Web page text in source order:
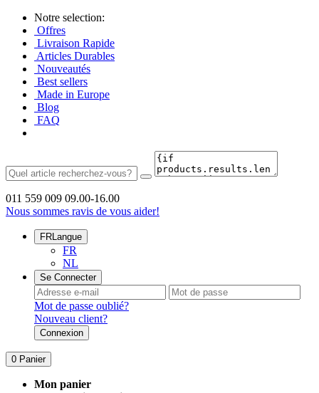
Notre selection:
Offres
Livraison Rapide
Articles Durables
Nouveautés
Best sellers
Made in Europe
Blog
FAQ
011 559 009 09.00-16.00
Nous sommes ravis de vous aider!
FRLangue
FR
NL
Se Connecter
Mot de passe oublié?
Nouveau client?
Connexion
0 Panier
Mon panier